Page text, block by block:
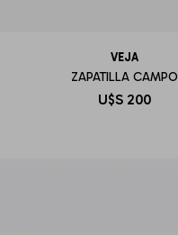
VEJA
ZAPATILLA CAMPO
U$S 200